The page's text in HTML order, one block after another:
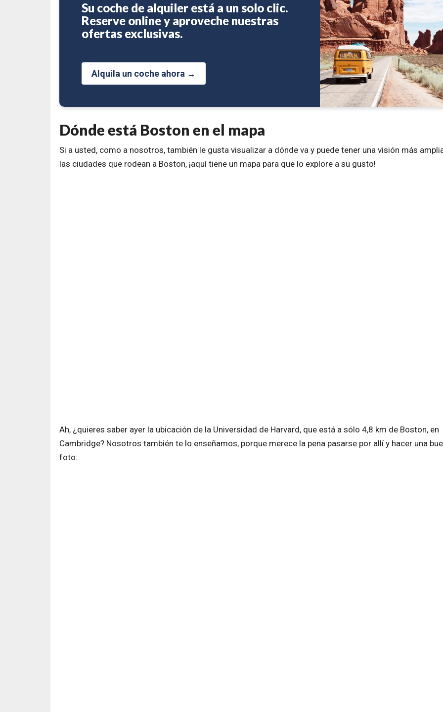
Su coche de alquiler está a un solo clic.
Reserve online y aproveche nuestras
ofertas exclusivas.
Alquila un coche ahora →
Dónde está Boston en el mapa
Si a usted, como a nosotros, también le gusta visualizar a dónde va y puede tener una visión más
las ciudades que rodean a Boston, ¡aquí tiene un mapa para que lo explore a su gusto!
Ah, ¿quieres saber ayer la ubicación de la Universidad de Harvard, que está a sólo 4,8 km de Boston, en
Cambridge? Nosotros también te lo enseñamos, porque merece la pena pasarse por allí y hacer una
foto: